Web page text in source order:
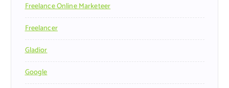
Freelance Online Marketeer
Freelancer
Gladior
Google